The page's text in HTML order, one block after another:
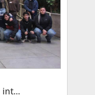
FEN recibe a 136 estudiantes de intercambio de 20 nacionalidades para segundo semestre, el mayor arribo desde 2017